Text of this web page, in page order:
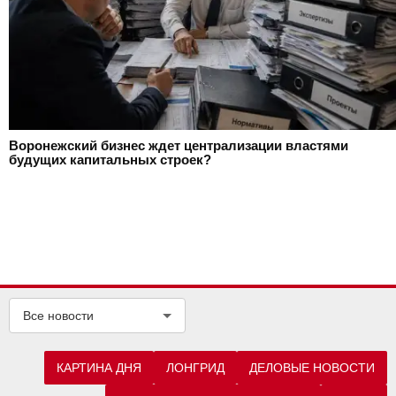
Воронежский бизнес ждет централизации властями
будущих капитальных строек?
Все новости
КАРТИНА ДНЯ ЛОНГРИД ДЕЛОВЫЕ НОВОСТИ